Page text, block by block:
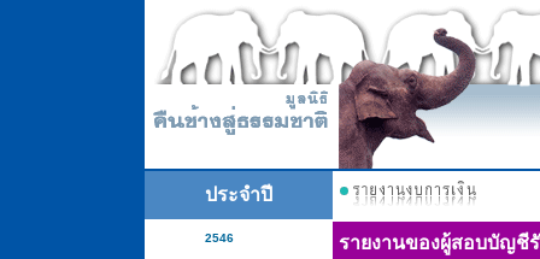
ประจำปี
2546 รายงานของผู้สอบบัญชี